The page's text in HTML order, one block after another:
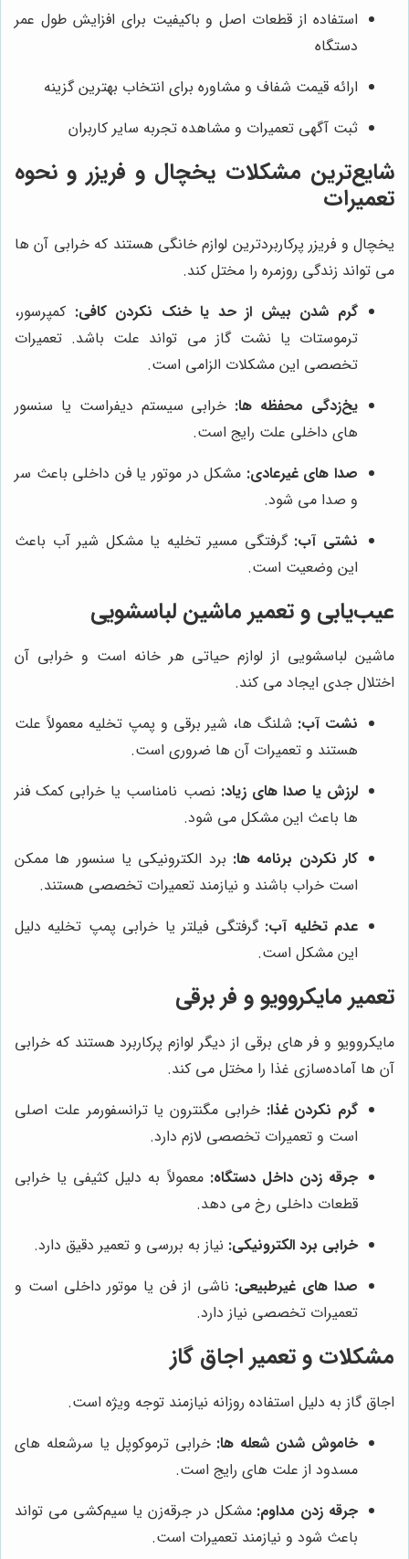
استفاده از قطعات اصل و باکیفیت برای افزایش طول عمر
دستگاه
ارائه قیمت شفاف و مشاوره برای انتخاب بهترین گزینه
ثبت آگهی تعمیرات و مشاهده تجربه سایر کاربران
شایع‌ترین مشکلات یخچال و فریزر و نحوه
تعمیرات
یخچال و فریزر پرکاربردترین لوازم خانگی هستند که خرابی آن‌ ها
می تواند زندگی روزمره را مختل کند.
گرم شدن بیش از حد یا خنک نکردن کافی: کمپرسور،
ترموستات یا نشت گاز می تواند علت باشد. تعمیرات
تخصصی این مشکلات الزامی است.
یخ‌زدگی محفظه‌ ها: خرابی سیستم دیفراست یا سنسور
های داخلی علت رایج است.
صدا های غیرعادی: مشکل در موتور یا فن داخلی باعث سر
و صدا می شود.
نشتی آب: گرفتگی مسیر تخلیه یا مشکل شیر آب باعث
این وضعیت است.
عیب‌یابی و تعمیر ماشین لباسشویی
ماشین لباسشویی از لوازم حیاتی هر خانه است و خرابی آن
اختلال جدی ایجاد می کند.
نشت آب: شلنگ‌ ها، شیر برقی و پمپ تخلیه معمولاً علت
هستند و تعمیرات آن‌ ها ضروری است.
لرزش یا صدا های زیاد: نصب نامناسب یا خرابی کمک فنر
ها باعث این مشکل می شود.
کار نکردن برنامه‌ ها: برد الکترونیکی یا سنسور ها ممکن
است خراب باشند و نیازمند تعمیرات تخصصی هستند.
عدم تخلیه آب: گرفتگی فیلتر یا خرابی پمپ تخلیه دلیل
این مشکل است.
تعمیر مایکروویو و فر برقی
مایکروویو و فر های برقی از دیگر لوازم پرکاربرد هستند که خرابی
آن‌ ها آماده‌سازی غذا را مختل می کند.
گرم نکردن غذا: خرابی مگنترون یا ترانسفورمر علت اصلی
است و تعمیرات تخصصی لازم دارد.
جرقه زدن داخل دستگاه: معمولاً به دلیل کثیفی یا خرابی
قطعات داخلی رخ می دهد.
خرابی برد الکترونیکی: نیاز به بررسی و تعمیر دقیق دارد.
صدا های غیرطبیعی: ناشی از فن یا موتور داخلی است و
تعمیرات تخصصی نیاز دارد.
مشکلات و تعمیر اجاق گاز
اجاق گاز به دلیل استفاده روزانه نیازمند توجه ویژه است.
خاموش شدن شعله‌ ها: خرابی ترموکوپل یا سرشعله‌ های
مسدود از علت‌ های رایج است.
جرقه زدن مداوم: مشکل در جرقه‌زن یا سیم‌کشی می تواند
باعث شود و نیازمند تعمیرات است.